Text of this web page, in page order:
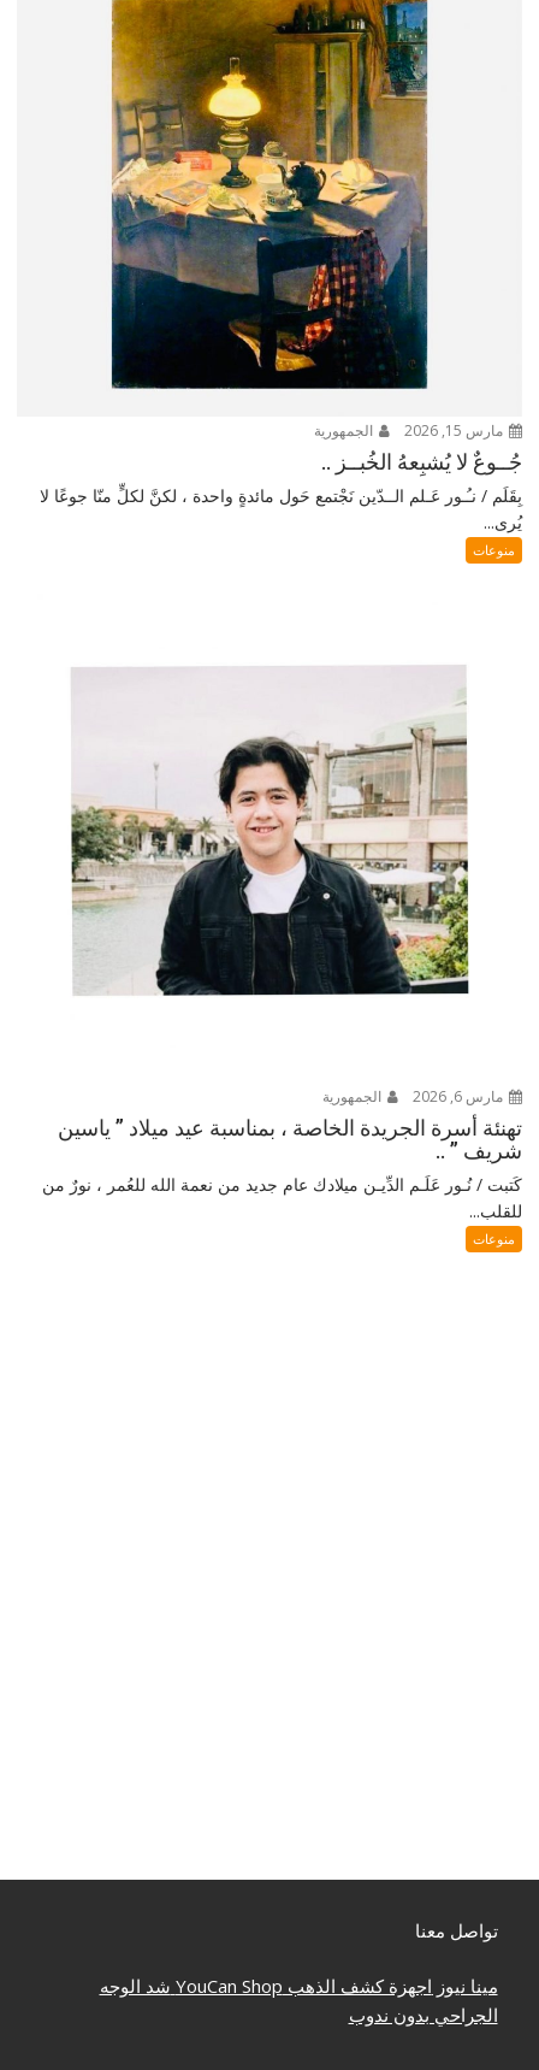
مارس 15, 2026 الجمهورية
جُــوعٌ لا يُشبِعهُ الخُبــز ..
بِقَلَم / نـُـور عَـلم الــدّين نَجْتمع حَول مائدةٍ واحدة ، لكنَّ لكلٍّ منّا جوعًا لا
يُرى...
منوعات
مارس 6, 2026 الجمهورية
تهنئة أسرة الجريدة الخاصة ، بمناسبة عيد ميلاد ” ياسين
شريف ” ..
كَتبت / نُـور عَلَـم الدِّيـن ميلادك عام جديد من نعمة الله للعُمر ، نورٌ من
للقلب...
منوعات
تواصل معنا
مينا نيوز اجهزة كشف الذهب YouCan Shop شد الوجه
الجراحي بدون ندوب